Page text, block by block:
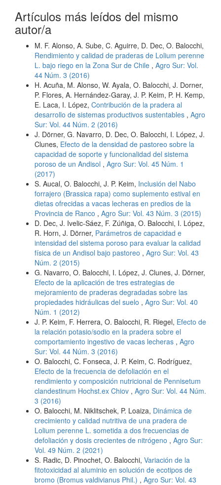
Artículos más leídos del mismo
autor/a
M. F. Alonso, A. Sube, C. Aguirre, D. Dec, O. Balocchi,
Rendimiento y calidad de praderas de Lolium perenne
L. bajo riego en la Zona Sur de Chile , Agro Sur: Vol.
44 Núm. 3 (2016)
H. Acuña, M. Alonso, W. Ayala, O. Balocchi, J. Dorner,
P. Flores, A. Hernández-Garay, J. P. Keim, P. H. Kemp,
E. Laca, I. López, Contribución de la pradera al
desarrollo de sistemas productivos sustentables , Agro
Sur: Vol. 44 Núm. 2 (2016)
J. Dörner, G. Navarro, D. Dec, O. Balocchi, I. López, J.
Clunes, Efecto de la densidad de pastoreo sobre la
capacidad de soporte y funcionalidad del sistema
poroso de un Andisol , Agro Sur: Vol. 45 Núm. 1
(2017)
S. Aucal, O. Balocchi, J. P. Keim, Inclusión del Nabo
forrajero (Brassica rapa) como suplemento estival en
dietas ofrecidas a vacas lecheras en predios de la
Provincia de Ranco , Agro Sur: Vol. 43 Núm. 3 (2015)
D. Dec, J. Ivelic-Sáez, F. Zúñiga, O. Balocchi, I. López,
R. Horn, J. Dörner, Parámetros de capacidad e
intensidad del sistema poroso para evaluar la calidad
física de un Andisol bajo pastoreo , Agro Sur: Vol. 43
Núm. 2 (2015)
G. Navarro, O. Balocchi, I. López, J. Clunes, J. Dörner,
Efecto de la aplicación de tres estrategias de
mejoramiento de praderas degradadas sobre las
propiedades hidráulicas del suelo , Agro Sur: Vol. 40
Núm. 1 (2012)
J. P. Keim, F. Herrera, O. Balocchi, R. Riegel, Efecto de
la relación potasio/sodio en la pradera sobre el
comportamiento ingestivo de vacas lecheras , Agro
Sur: Vol. 44 Núm. 3 (2016)
O. Balocchi, C. Fonseca, J. P. Keim, C. Rodríguez,
Efecto de la frecuencia de defoliación en el
rendimiento y composición nutricional de Pennisetum
clandestinum Hochst.ex Chiov , Agro Sur: Vol. 44 Núm.
3 (2016)
O. Balocchi, M. Niklitschek, P. Loaiza, Dinámica de
crecimiento y calidad nutritiva de una pradera de
Lolium perenne L. sometida a dos frecuencias de
defoliación y dosis crecientes de nitrógeno , Agro Sur:
Vol. 49 Núm. 2 (2021)
S. Radic, D. Pinochet, O. Balocchi, Variación de la
fitotoxicidad al aluminio en solución de ecotipos de
bromo (Bromus valdivianus Phil.) , Agro Sur: Vol. 43